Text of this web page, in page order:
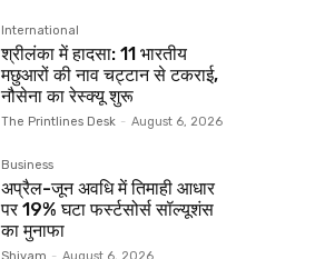
International
श्रीलंका में हादसा: 11 भारतीय
मछुआरों की नाव चट्टान से टकराई,
नौसेना का रेस्क्यू शुरू
The Printlines Desk - August 6, 2026
Business
अप्रैल-जून अवधि में तिमाही आधार
पर 19% घटा फर्स्टसोर्स सॉल्यूशंस
का मुनाफा
Shivam - August 6, 2026